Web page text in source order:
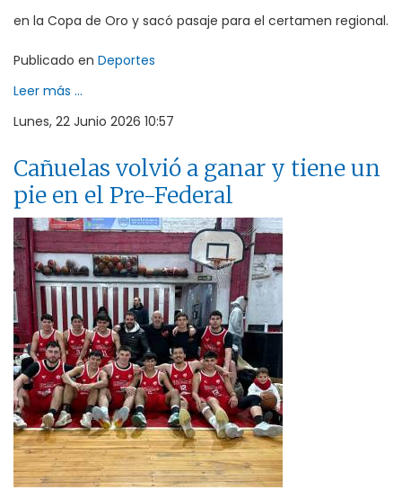
en la Copa de Oro y sacó pasaje para el certamen regional.
Publicado en Deportes
Leer más ...
Lunes, 22 Junio 2026 10:57
Cañuelas volvió a ganar y tiene un
pie en el Pre-Federal